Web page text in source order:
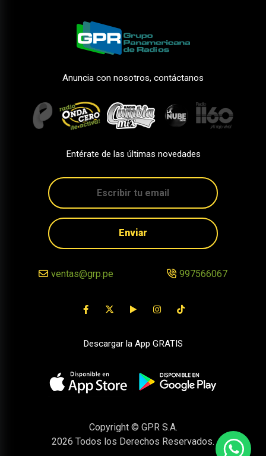
Anuncia con nosotros, contáctanos
Entérate de las últimas novedades
Enviar
ventas@grp.pe 997566067
Descargar la App GRATIS
Copyright © GPR S.A.
2026 Todos los Derechos Reservados.